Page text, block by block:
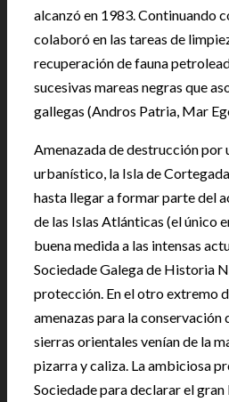
alcanzó en 1983. Continuando
colaboró en las tareas de
recuperación de fauna
sucesivas mareas negras que
gallegas (Andros Patria, Mar
Amenazada de destrucción por
urbanístico, la Isla de
hasta llegar a formar parte del
de las Islas Atlánticas (el único
buena medida a las intensas
Sociedade Galega de Historia
protección. En el otro extremo
amenazas para la conservación
sierras orientales venían de la
pizarra y caliza. La ambiciosa
Sociedade para declarar el